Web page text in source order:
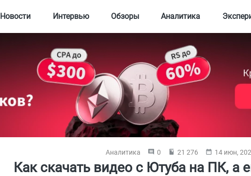
Новости Интервью Обзоры Аналитика
Аналитика 0 21 276 14 июн,
Как скачать видео с Ютуба на ПК, а